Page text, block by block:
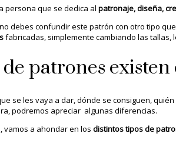
persona que se dedica al patronaje, diseña,
debes confundir este patrón con otro tipo
fabricadas, simplemente cambiando las
patrones
se les vaya a dar, dónde se consiguen,
podremos apreciar algunas diferencias.
vamos a ahondar en los distintos tipos de